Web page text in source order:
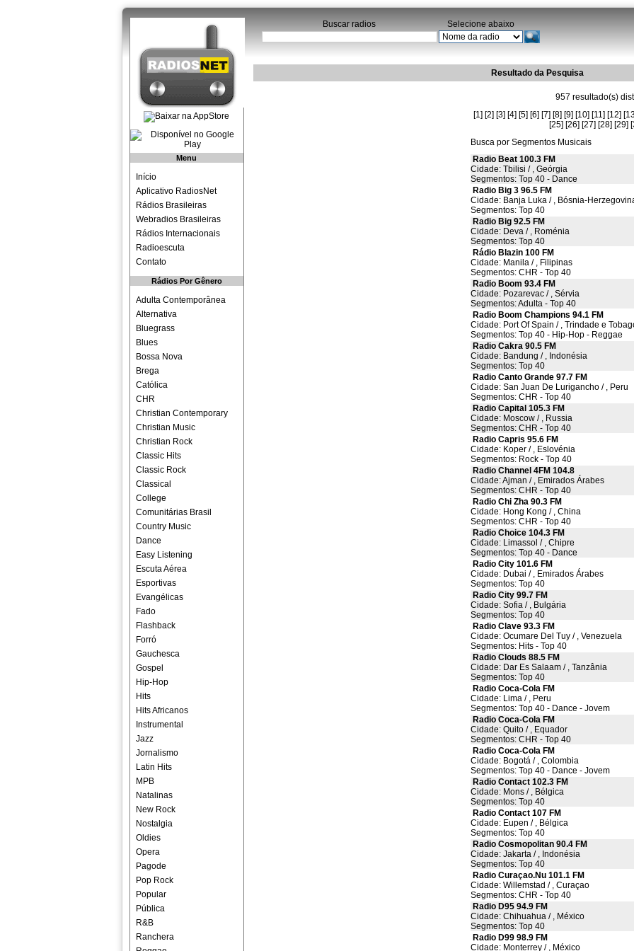
Buscar radios Selecione abaixo
Menu
Início
Aplicativo RadiosNet
Rádios Brasileiras
Webradios Brasileiras
Rádios Internacionais
Radioescuta
Contato
Rádios Por Gênero
Adulta Contemporânea
Alternativa
Bluegrass
Blues
Bossa Nova
Brega
Católica
CHR
Christian Contemporary
Christian Music
Christian Rock
Classic Hits
Classic Rock
Classical
College
Comunitárias Brasil
Country Music
Dance
Easy Listening
Escuta Aérea
Esportivas
Evangélicas
Fado
Flashback
Forró
Gauchesca
Gospel
Hip-Hop
Hits
Hits Africanos
Instrumental
Jazz
Jornalismo
Latin Hits
MPB
Natalinas
New Rock
Nostalgia
Oldies
Opera
Pagode
Pop Rock
Popular
Pública
R&B
Ranchera
Resultado da Pesquisa
957 resultado(s)
[1] [2] [3] [4] [5] [6] [7] [8] [9] [10] [11] [12]
[25] [26] [27] [28] [29]
Busca por Segmentos Musicais
Radio Beat 100.3 FM
Cidade: Tbilisi / , Geórgia
Segmentos: Top 40 - Dance
Radio Big 3 96.5 FM
Cidade: Banja Luka / , Bósnia-
Segmentos: Top 40
Radio Big 92.5 FM
Cidade: Deva / , Roménia
Segmentos: Top 40
Rádio Blazin 100 FM
Cidade: Manila / , Filipinas
Segmentos: CHR - Top 40
Radio Boom 93.4 FM
Cidade: Pozarevac / , Sérvia
Segmentos: Adulta - Top 40
Radio Boom Champions 94.1 FM
Cidade: Port Of Spain / , Trindade e
Segmentos: Top 40 - Hip-Hop - Reggae
Radio Cakra 90.5 FM
Cidade: Bandung / , Indonésia
Segmentos: Top 40
Radio Canto Grande 97.7 FM
Cidade: San Juan De Lurigancho / , Peru
Segmentos: CHR - Top 40
Radio Capital 105.3 FM
Cidade: Moscow / , Russia
Segmentos: CHR - Top 40
Radio Capris 95.6 FM
Cidade: Koper / , Eslovénia
Segmentos: Rock - Top 40
Radio Channel 4FM 104.8
Cidade: Ajman / , Emirados Árabes
Segmentos: CHR - Top 40
Radio Chi Zha 90.3 FM
Cidade: Hong Kong / , China
Segmentos: CHR - Top 40
Radio Choice 104.3 FM
Cidade: Limassol / , Chipre
Segmentos: Top 40 - Dance
Radio City 101.6 FM
Cidade: Dubai / , Emirados Árabes
Segmentos: Top 40
Radio City 99.7 FM
Cidade: Sofia / , Bulgária
Segmentos: Top 40
Radio Clave 93.3 FM
Cidade: Ocumare Del Tuy / , Venezuela
Segmentos: Hits - Top 40
Radio Clouds 88.5 FM
Cidade: Dar Es Salaam / , Tanzânia
Segmentos: Top 40
Radio Coca-Cola FM
Cidade: Lima / , Peru
Segmentos: Top 40 - Dance - Jovem
Radio Coca-Cola FM
Cidade: Quito / , Equador
Segmentos: CHR - Top 40
Radio Coca-Cola FM
Cidade: Bogotá / , Colombia
Segmentos: Top 40 - Dance - Jovem
Radio Contact 102.3 FM
Cidade: Mons / , Bélgica
Segmentos: Top 40
Radio Contact 107 FM
Cidade: Eupen / , Bélgica
Segmentos: Top 40
Radio Cosmopolitan 90.4 FM
Cidade: Jakarta / , Indonésia
Segmentos: Top 40
Radio Curaçao.Nu 101.1 FM
Cidade: Willemstad / , Curaçao
Segmentos: CHR - Top 40
Radio D95 94.9 FM
Cidade: Chihuahua / , México
Segmentos: Top 40
Radio D99 98.9 FM
Cidade: Monterrey / , México